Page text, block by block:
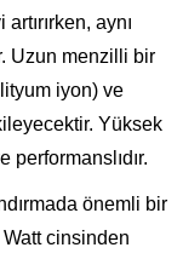
aynı
Uzun menzilli bir
iyon) ve
Yüksek
önemli bir
cinsinden